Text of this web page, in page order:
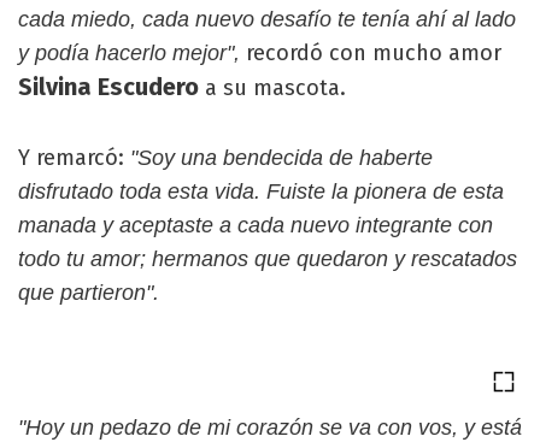
cada miedo, cada nuevo desafío te tenía ahí al lado
y podía hacerlo mejor", recordó con mucho amor
Silvina Escudero a su mascota.
Y remarcó: "Soy una bendecida de haberte
disfrutado toda esta vida. Fuiste la pionera de esta
manada y aceptaste a cada nuevo integrante con
todo tu amor; hermanos que quedaron y rescatados
que partieron".
"Hoy un pedazo de mi corazón se va con vos, y está